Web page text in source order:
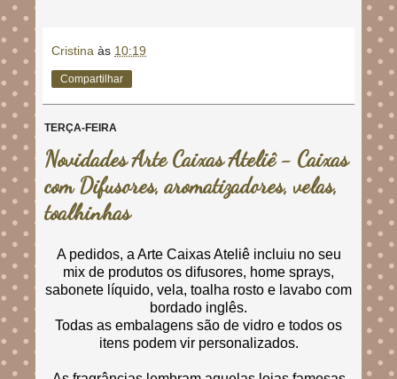
Cristina às 10:19
Compartilhar
TERÇA-FEIRA
Novidades Arte Caixas Ateliê - Caixas
com Difusores, aromatizadores, velas,
toalhinhas
A pedidos, a Arte Caixas Ateliê incluiu no seu
mix de produtos os difusores, home sprays,
sabonete líquido, vela, toalha rosto e lavabo com
bordado inglês.
Todas as embalagens são de vidro e todos os
itens podem vir personalizados.